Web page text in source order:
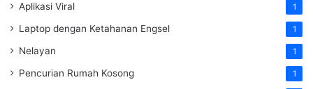
Aplikasi Viral 1
Laptop dengan Ketahanan Engsel 1
Nelayan 1
Pencurian Rumah Kosong 1